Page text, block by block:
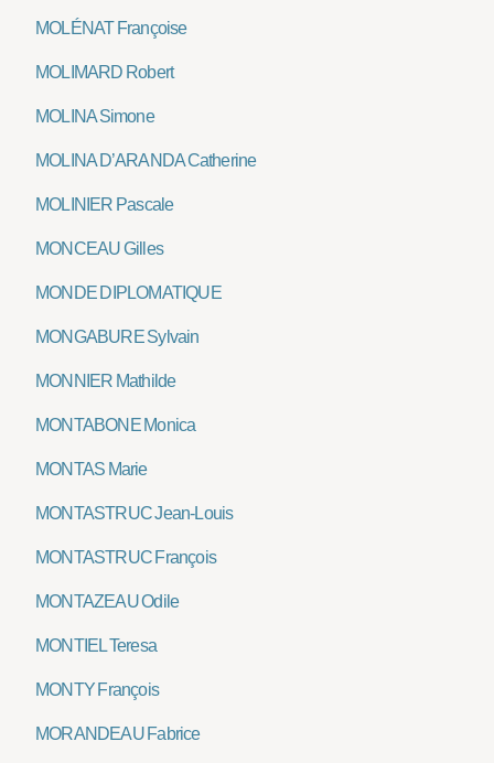
MOLÉNAT Françoise
MOLIMARD Robert
MOLINA Simone
MOLINA D’ARANDA Catherine
MOLINIER Pascale
MONCEAU Gilles
MONDE DIPLOMATIQUE
MONGABURE Sylvain
MONNIER Mathilde
MONTABONE Monica
MONTAS Marie
MONTASTRUC Jean-Louis
MONTASTRUC François
MONTAZEAU Odile
MONTIEL Teresa
MONTY François
MORANDEAU Fabrice